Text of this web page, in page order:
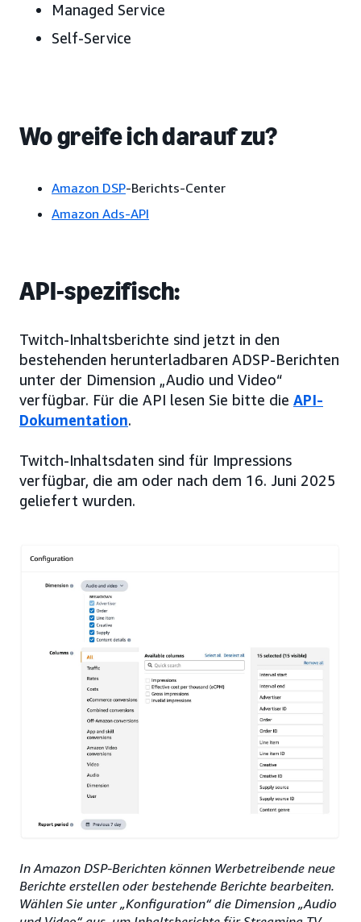
Managed Service
Self-Service
Wo greife ich darauf zu?
Amazon DSP-Berichts-Center
Amazon Ads-API
API-spezifisch:
Twitch-Inhaltsberichte sind jetzt in den
bestehenden herunterladbaren ADSP-Berichten
unter der Dimension „Audio und Video“
verfügbar. Für die API lesen Sie bitte die API-
Dokumentation.
Twitch-Inhaltsdaten sind für Impressions
verfügbar, die am oder nach dem 16. Juni 2025
geliefert wurden.
In Amazon DSP-Berichten können Werbetreibende neue
Berichte erstellen oder bestehende Berichte bearbeiten.
Wählen Sie unter „Konfiguration“ die Dimension „Audio